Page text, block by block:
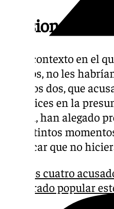
Versiones
En el contexto en el
22 años, no les
de estos dos, que
cómplices en la
sexual, han alegado
en distintos
justificar que no
Los cuatro
jurado popular